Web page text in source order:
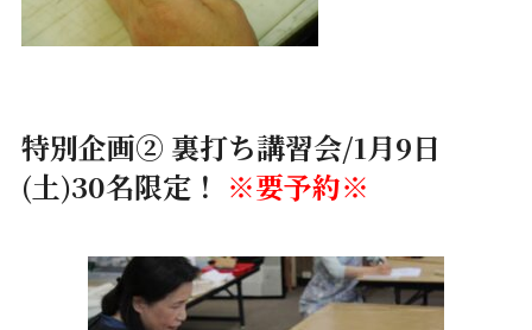
特別企画② 裏打ち講習会/1月9日
(土)30名限定！ ※要予約※